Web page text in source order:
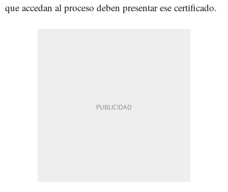
que accedan al proceso deben presentar ese certificado.